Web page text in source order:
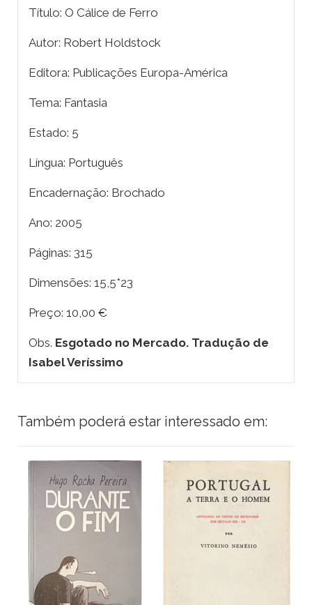
Título: O Cálice de Ferro
Autor: Robert Holdstock
Editora: Publicações Europa-América
Tema: Fantasia
Estado: 5
Língua: Português
Encadernação: Brochado
Ano: 2005
Páginas: 315
Dimensões: 15,5*23
Preço: 10,00 €
Obs. Esgotado no Mercado. Tradução de
Isabel Veríssimo
Também poderá estar interessado em: